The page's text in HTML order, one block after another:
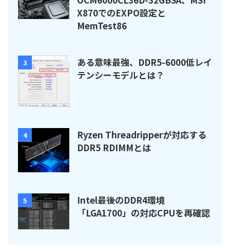
X870でのEXPO設定と
MemTest86
3
ある意味最強、DDR5-6000低レイ
テンシーモデルとは？
4
Ryzen Threadripperが対応する
DDR5 RDIMMとは
5
Intel最後のDDR4環境
「LGA1700」の対応CPUを再確認